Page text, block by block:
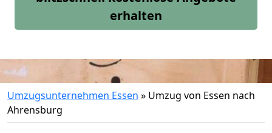
erhalten
Umzugsunternehmen Essen » Umzug von Essen nach
Ahrensburg